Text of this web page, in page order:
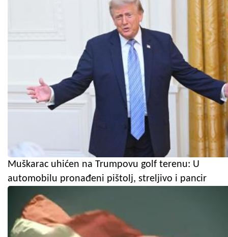
Muškarac uhićen na Trumpovu golf terenu: U
automobilu pronađeni pištolj, streljivo i pancir